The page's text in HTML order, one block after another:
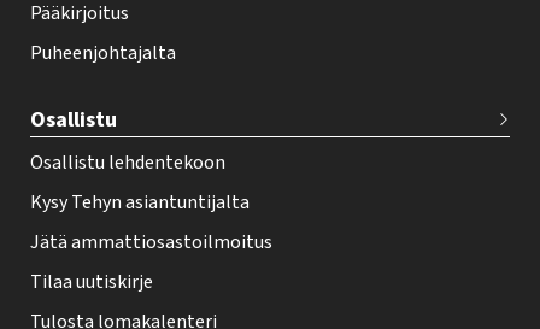
t
r
Pääkirjoitus
Puheenjohtajalta
Osallistu
Osallistu lehdentekoon
Kysy Tehyn asiantuntijalta
Jätä ammattiosastoilmoitus
Tilaa uutiskirje
Tulosta lomakalenteri